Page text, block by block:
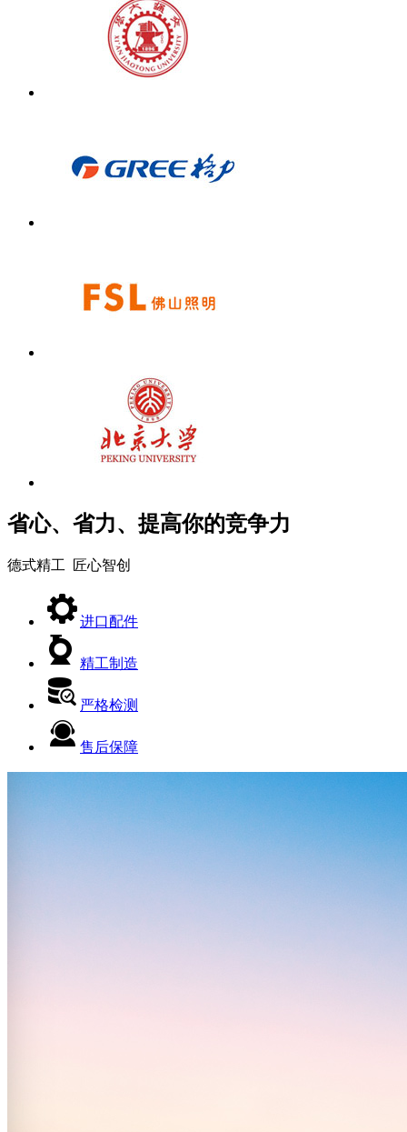
省心、省力、提高你的竞争力
德式精工 匠心智创
进口配件
精工制造
严格检测
售后保障